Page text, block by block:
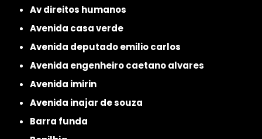
av direitos humanos
avenida casa verde
avenida deputado emilio carlos
avenida engenheiro caetano alvares
avenida imirin
avenida inajar de souza
barra funda